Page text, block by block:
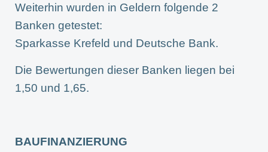
Weiterhin wurden in Geldern folgende 2
Banken getestet:
Sparkasse Krefeld und Deutsche Bank.
Die Bewertungen dieser Banken liegen bei
1,50 und 1,65.
BAUFINANZIERUNG